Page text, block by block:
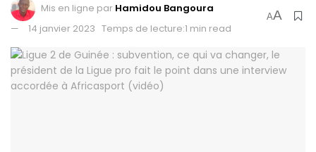
Mis en ligne par Hamidou Bangoura
14 janvier 2023 Temps de lecture:1 min read
AA